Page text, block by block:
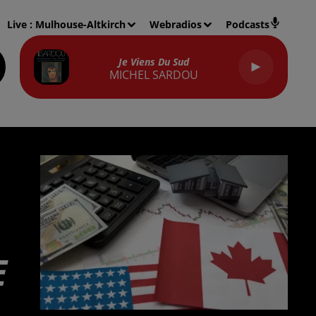
Live : Mulhouse-Altkirch Webradios Podcasts
Je Viens Du Sud
MICHEL SARDOU